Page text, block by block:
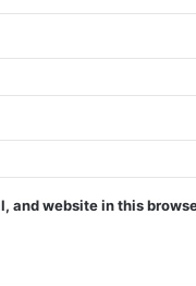
and website in this